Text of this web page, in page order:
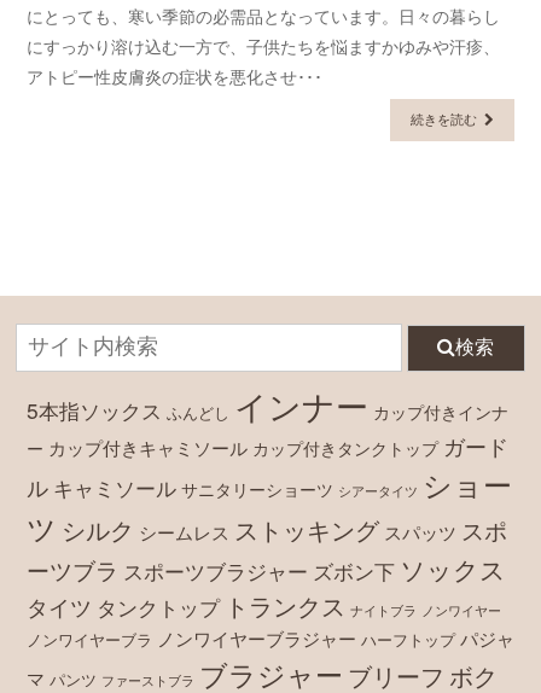
にとっても、寒い季節の必需品となっています。日々の暮らし
にすっかり溶け込む一方で、子供たちを悩ますかゆみや汗疹、
アトピー性皮膚炎の症状を悪化させ･･･
続きを読む
検索
5本指ソックス ふんどし インナー カップ付きインナ
ー カップ付きキャミソール カップ付きタンクトップ ガード
ル キャミソール サニタリーショーツ シアータイツ ショー
ツ シルク シームレス ストッキング スパッツ スポ
ーツブラ スポーツブラジャー ズボン下 ソックス
タイツ タンクトップ トランクス ナイトブラ ノンワイヤー
ノンワイヤーブラ ノンワイヤーブラジャー ハーフトップ パジャ
マ パンツ ファーストブラ ブラジャー ブリーフ ボク